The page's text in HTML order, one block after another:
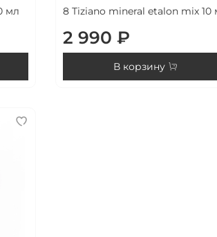
мл 8 Tiziano mineral etalon mix 10
2 990 ₽
В корзину